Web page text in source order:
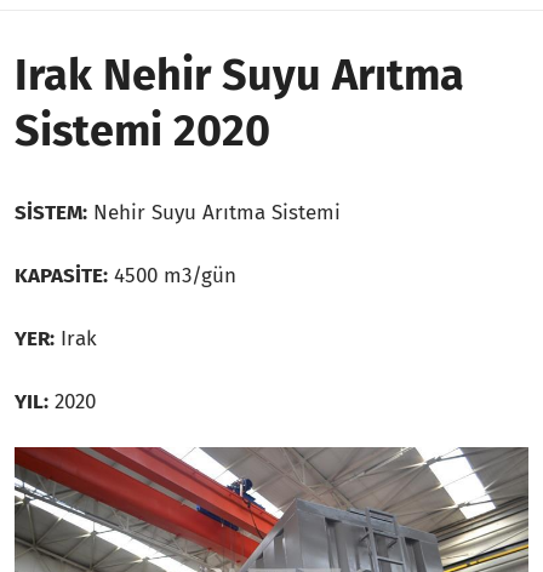
Irak Nehir Suyu Arıtma
Sistemi 2020
SİSTEM: Nehir Suyu Arıtma Sistemi
KAPASİTE: 4500 m3/gün
YER: Irak
YIL: 2020